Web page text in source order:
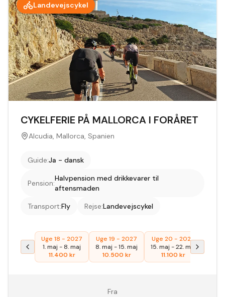
Landevejscykel
CYKELFERIE PÅ MALLORCA I FORÅRET
Alcudia, Mallorca, Spanien
Guide:Ja - dansk
Pension:
Halvpension med drikkevarer til
aftensmaden
Transport:Fly Rejse:Landevejscykel
Uge 18 - 2027
1. maj - 8. maj
11.400 kr
Uge 19 - 2027
8. maj -15. maj
10.500 kr
Uge 20 - 2027
15. maj -22. maj
11.100 kr
Fra